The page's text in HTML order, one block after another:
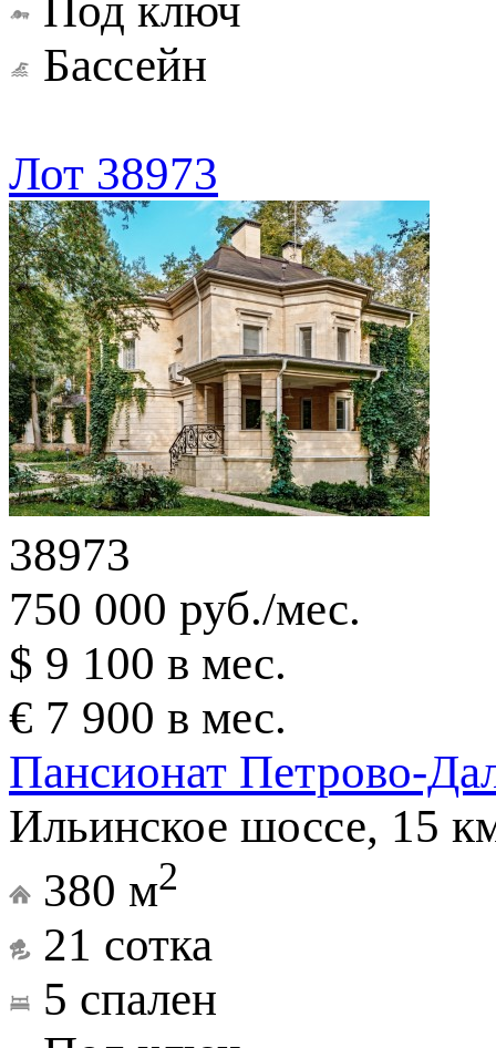
Под ключ
Бассейн
Лот 38973
38973
750 000 руб./мес.
$ 9 100 в мес.
€ 7 900 в мес.
Пансионат Петрово-
Ильинское шоссе, 15
380 м2
21 сотка
5 спален